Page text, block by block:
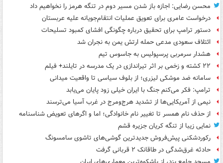
محسن رضایی: اجازه باز شدن مسیر دوم در تنگه هرمز را نخواهیم داد
درخواست عامری برای تعویق عملیات انتقام‌جویانه علیه عربستان
دستور ترامپ برای تحقیق درباره چگونگی افشای کمبود تسلیحات
ائتلاف سعودی مدعی حمله ارتش یمن به نجران شد
هشدار سرمربی پرسپولیس به جاسوس تیم
۲۲ کشته و زخمی بر اثر تیراندازی در یک مدرسه در تایلند+ فیلم
سامانه ضد موشکی لیزری؛ از بلوف سیاسی تا واقعیت میدانی
ترامپ: فکر می‌کنم جنگ با ایران خیلی زود پایان می‌یابد
نیمی از آمریکایی‌ها از تشدید هرج‌ومرج در غرب آسیا می‌ترسند
از حذف نام همسر تا تغییر نام خانوادگی؛ اما و اگرهای تعویض شناسنامه
نمایی زیبا از تنگه کریان جزیره قشم
رکوردشکنی پیش‌فروش جدیدترین گوشی‌های تاشوی سامسونگ
حادثه غرق‌شدگی در طاقانک ۲ قربانی گرفت